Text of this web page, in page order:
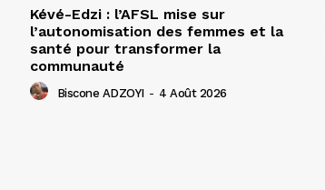
Kévé-Edzi : l’AFSL mise sur
l’autonomisation des femmes et la
santé pour transformer la
communauté
Biscone ADZOYI - 4 Août 2026